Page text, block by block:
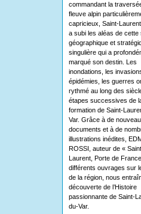
commandant la
fleuve alpin
capricieux, Saint-
a subi les aléas de cette
géographique et
singulière qui a
marqué son destin. Les
inondations, les
épidémies, les guerres
rythmé au long des
étapes successives de
formation de Saint-
Var. Grâce à de
documents et à de
illustrations inédites,
ROSSI, auteur de « Saint
Laurent, Porte de
différents ouvrages sur
de la région, nous
découverte de l’Histoire
passionnante de Saint-
du-Var.